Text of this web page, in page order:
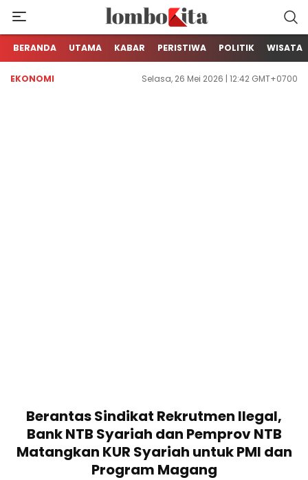
LOMBOKita
Media Berita Online dari Lombok
BERANDA UTAMA KABAR PERISTIWA POLITIK WISATA
EKONOMI Selasa, 26 Mei 2026 | 12:42 GMT+0700
Berantas Sindikat Rekrutmen Ilegal,
Bank NTB Syariah dan Pemprov NTB
Matangkan KUR Syariah untuk PMI dan
Program Magang